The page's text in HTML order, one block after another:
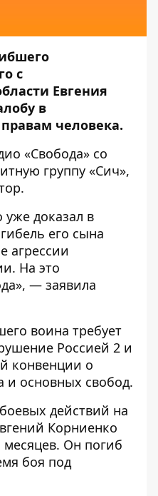
с
Евгения
в
человека.
«Свобода» со
группу «Сич»,
.
доказал в
его сына
агрессии
На это
— заявила
воина требует
Россией 2 и
конвенции о
и основных свобод.
действий на
Корниенко
Он погиб
боя под